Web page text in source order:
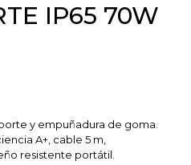
IP65 70W
y empuñadura de goma.
A+, cable 5 m,
resistente portátil.